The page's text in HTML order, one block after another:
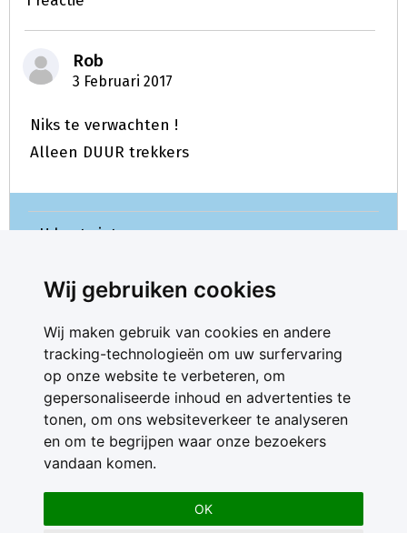
Wij gebruiken cookies
Wij maken gebruik van cookies en andere
tracking-technologieën om uw surfervaring
op onze website te verbeteren, om
gepersonaliseerde inhoud en advertenties te
tonen, om ons websiteverkeer te analyseren
en om te begrijpen waar onze bezoekers
vandaan komen.
OK
Rob
3 Februari 2017
Niks te verwachten !
Alleen DUUR trekkers
U kunt niet meer reageren.
Contact
Feedback
Nieuwsbrief
Adverteren
Gebruikersvoorwaarden
Privacy Statement